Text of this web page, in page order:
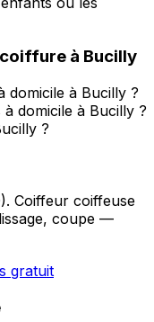
à Bucilly
domicile à Bucilly ?
domicile à Bucilly ?
?
). Coiffeur coiffeuse
coupe —
gratuit